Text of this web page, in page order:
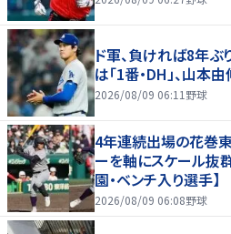
ド軍、負ければ8年
は「1番・DH」、山本
2026/08/09 06:11 野球
4年連続出場の花巻
ーを軸にスケール抜
園・ベンチ入り選手】
2026/08/09 06:08野球